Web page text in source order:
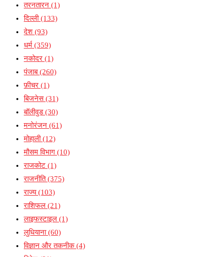
तरनतारन (1)
दिल्ली(133)
देश (93)
धर्म (359)
नकोदर (1)
पंजाब(260)
फ़ीचर (1)
बिजनेस(31)
बॉलीवुड(30)
मनोरंजन (61)
मोहाली(12)
मौसम विभाग (10)
राजकोट (1)
राजनीति(375)
राज्य(103)
राशिफल (21)
लाइफस्टाइल (1)
लुधियाना(60)
विज्ञान और तकनीक(4)